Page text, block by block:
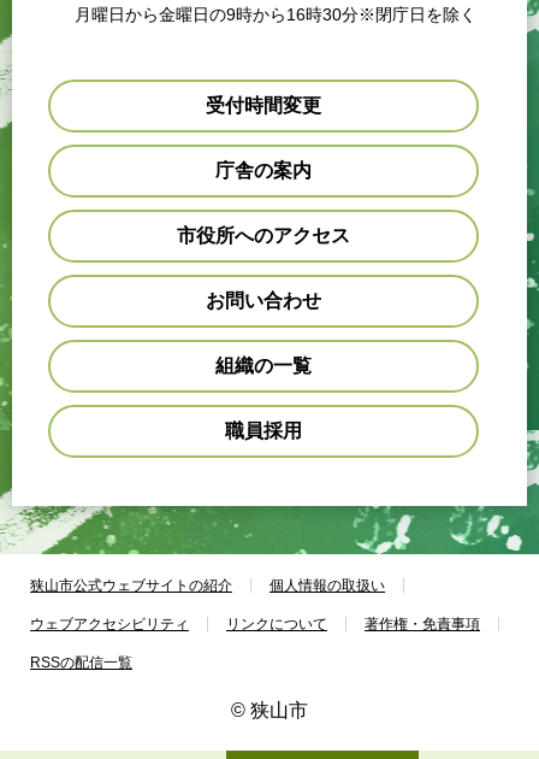
月曜日から金曜日の9時から16時30分※閉庁日を除く
受付時間変更
庁舎の案内
市役所へのアクセス
お問い合わせ
組織の一覧
職員採用
狭山市公式ウェブサイトの紹介 個人情報の取扱い
ウェブアクセシビリティ リンクについて 著作権・免責事項
RSSの配信一覧
© 狭山市